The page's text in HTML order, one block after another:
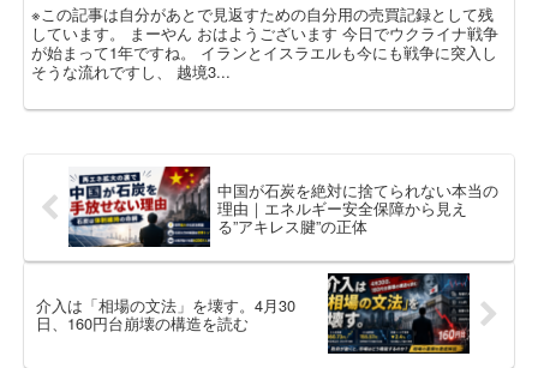
※この記事は自分があとで見返すための自分用の売買記録として残
しています。 まーやん おはようございます 今日でウクライナ戦争
が始まって1年ですね。 イランとイスラエルも今にも戦争に突入し
そうな流れですし、 越境3...
中国が石炭を絶対に捨てられない本当の
理由｜エネルギー安全保障から見え
る”アキレス腱”の正体
介入は「相場の文法」を壊す。4月30
日、160円台崩壊の構造を読む